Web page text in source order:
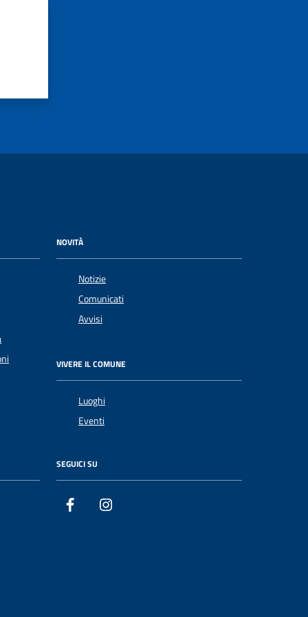
NOVITÀ
Notizie
Comunicati
Avvisi
VIVERE IL COMUNE
Luoghi
Eventi
SEGUICI SU
Facebook